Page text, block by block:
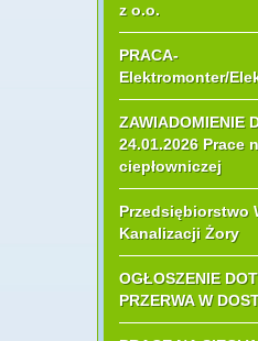
z o.o.
PRACA-
Elektromonter/
ZAWIADOMIENIE
24.01.2026 Prace
ciepłowniczej
Przedsiębiorstwo
Kanalizacji Żory
OGŁOSZENIE
PRZERWA W